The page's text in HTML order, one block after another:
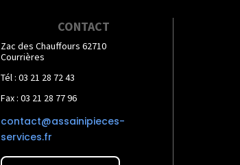
CONTACT
Zac des Chauffours 62710
Courrières
Tél : 03 21 28 72 43
Fax : 03 21 28 77 96
contact@assainipieces-
services.fr